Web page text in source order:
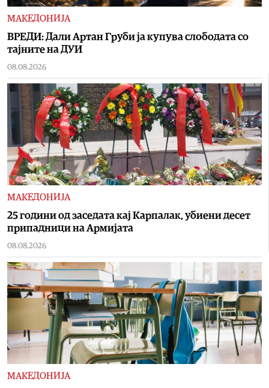
МАКЕДОНИЈА
ВРЕДИ: Дали Артан Груби ја купува слободата со
тајните на ДУИ
08.08.2026
МАКЕДОНИЈА
25 години од заседата кај Карпалак, убиени десет
припадници на Армијата
08.08.2026
МАКЕДОНИЈА